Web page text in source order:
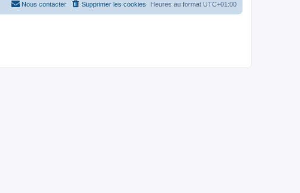
Heures au format UTC+01:00
Supprimer les cookies
Nous contacter